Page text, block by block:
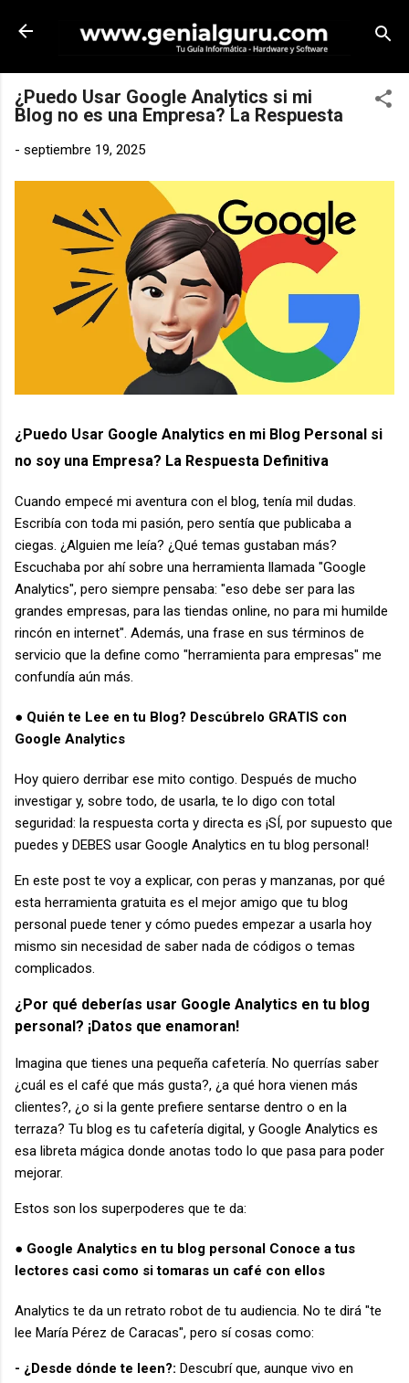
Ir al contenido principal
¿Puedo Usar Google Analytics si mi
Blog no es una Empresa? La Respuesta
- septiembre 19, 2025
¿Puedo Usar Google Analytics en mi Blog Personal si
no soy una Empresa? La Respuesta Definitiva
Cuando empecé mi aventura con el blog, tenía mil dudas.
Escribía con toda mi pasión, pero sentía que publicaba a
ciegas. ¿Alguien me leía? ¿Qué temas gustaban más?
Escuchaba por ahí sobre una herramienta llamada "Google
Analytics", pero siempre pensaba: "eso debe ser para las
grandes empresas, para las tiendas online, no para mi humilde
rincón en internet". Además, una frase en sus términos de
servicio que la define como "herramienta para empresas" me
confundía aún más.
● Quién te Lee en tu Blog? Descúbrelo GRATIS con
Google Analytics
Hoy quiero derribar ese mito contigo. Después de mucho
investigar y, sobre todo, de usarla, te lo digo con total
seguridad: la respuesta corta y directa es ¡SÍ, por supuesto que
puedes y DEBES usar Google Analytics en tu blog personal!
En este post te voy a explicar, con peras y manzanas, por qué
esta herramienta gratuita es el mejor amigo que tu blog
personal puede tener y cómo puedes empezar a usarla hoy
mismo sin necesidad de saber nada de códigos o temas
complicados.
¿Por qué deberías usar Google Analytics en tu blog
personal? ¡Datos que enamoran!
Imagina que tienes una pequeña cafetería. No querrías saber
¿cuál es el café que más gusta?, ¿a qué hora vienen más
clientes?, ¿o si la gente prefiere sentarse dentro o en la
terraza? Tu blog es tu cafetería digital, y Google Analytics es
esa libreta mágica donde anotas todo lo que pasa para poder
mejorar.
Estos son los superpoderes que te da:
● Google Analytics en tu blog personal Conoce a tus
lectores casi como si tomaras un café con ellos
Analytics te da un retrato robot de tu audiencia. No te dirá "te
lee María Pérez de Caracas", pero sí cosas como:
- ¿Desde dónde te leen?: Descubrí que, aunque vivo en